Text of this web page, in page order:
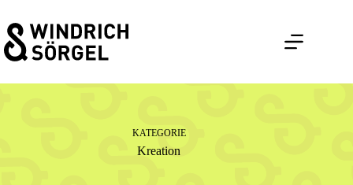
Inhalt
springen
KATEGORIE
Kreation